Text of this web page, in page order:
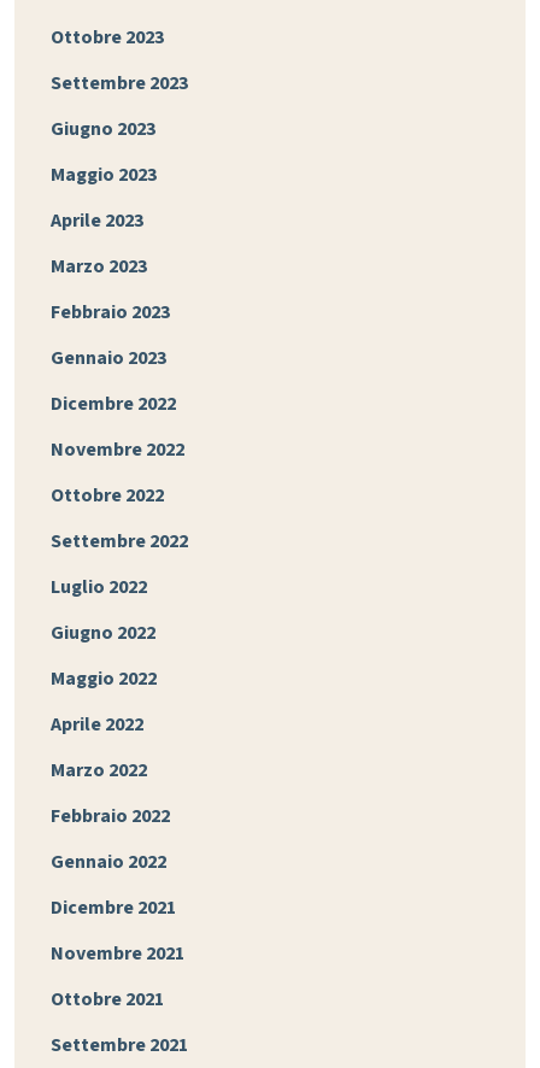
Ottobre 2023
Settembre 2023
Giugno 2023
Maggio 2023
Aprile 2023
Marzo 2023
Febbraio 2023
Gennaio 2023
Dicembre 2022
Novembre 2022
Ottobre 2022
Settembre 2022
Luglio 2022
Giugno 2022
Maggio 2022
Aprile 2022
Marzo 2022
Febbraio 2022
Gennaio 2022
Dicembre 2021
Novembre 2021
Ottobre 2021
Settembre 2021